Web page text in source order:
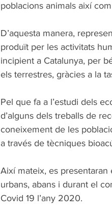
poblacions animals així
D’aquesta manera,
produït per les activitats
incipient a Catalunya, per
els terrestres, gràcies a la
Pel que fa a l’estudi dels
d’alguns dels treballs de
coneixement de les
a través de tècniques
Així mateix, es presentaran
urbans, abans i durant el
Covid 19 l’any 2020.